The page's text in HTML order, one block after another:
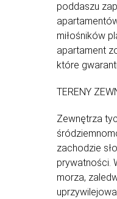
poddaszu
miłośników
apartament
które
TERENY
Zewnętrza
zachodzie
prywatności.
morza,